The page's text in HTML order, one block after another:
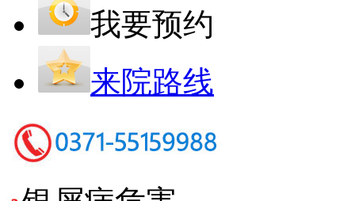
我要预约
来院路线